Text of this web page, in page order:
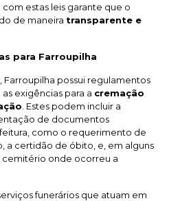
estas leis garante que o
de maneira transparente e
para Farroupilha
Farroupilha possui regulamentos
exigências para a cremação
. Estes podem incluir a
de documentos
como o requerimento de
a certidão de óbito, e, em alguns
cemitério onde ocorreu a
funerários que atuam em